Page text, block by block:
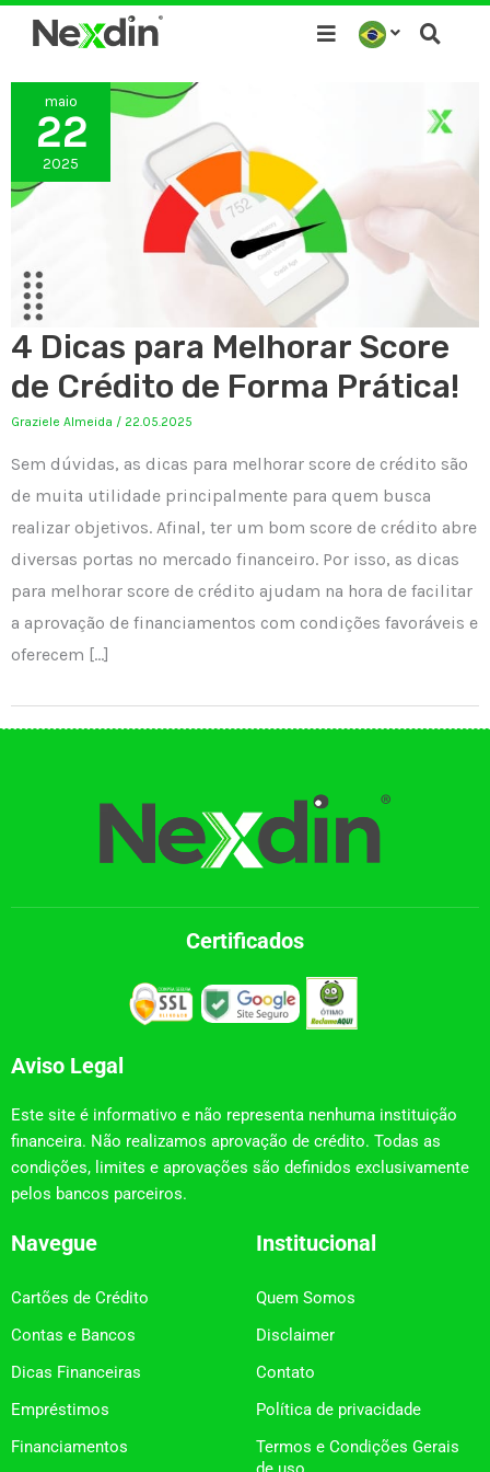
para
conteúdo
maio
22
2025
4 Dicas para Melhorar Score
de Crédito de Forma Prática!
Graziele Almeida / 22.05.2025
Sem dúvidas, as dicas para melhorar score de crédito são
de muita utilidade principalmente para quem busca
realizar objetivos. Afinal, ter um bom score de crédito abre
diversas portas no mercado financeiro. Por isso, as dicas
para melhorar score de crédito ajudam na hora de facilitar
a aprovação de financiamentos com condições favoráveis e
oferecem […]
Certificados
Aviso Legal
Este site é informativo e não representa nenhuma instituição
financeira. Não realizamos aprovação de crédito. Todas as
condições, limites e aprovações são definidos exclusivamente
pelos bancos parceiros.
Navegue
Cartões de Crédito
Contas e Bancos
Dicas Financeiras
Empréstimos
Financiamentos
Institucional
Quem Somos
Disclaimer
Contato
Política de privacidade
Termos e Condições Gerais